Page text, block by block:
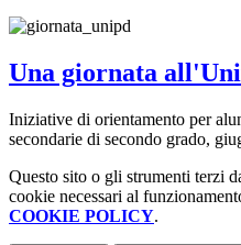
Una giornata
Iniziative di orientamento per
secondarie di secondo grado,
Questo sito o gli strumenti terzi
cookie necessari al
COOKIE POLICY.